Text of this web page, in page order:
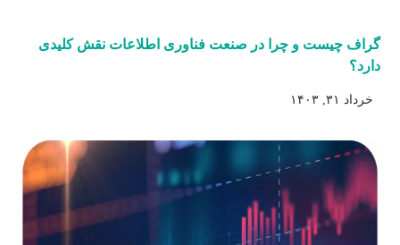
گراف چیست و چرا در صنعت فناوری اطلاعات نقش کلیدی
دارد؟
خرداد ۳۱, ۱۴۰۳